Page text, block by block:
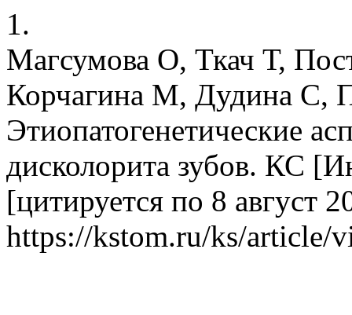
1.
Магсумова О, Ткач Т,
Корчагина М, Дудина С,
Этиопатогенетические
дисколорита зубов. КС
[цитируется по 8 август
https://kstom.ru/ks/article/